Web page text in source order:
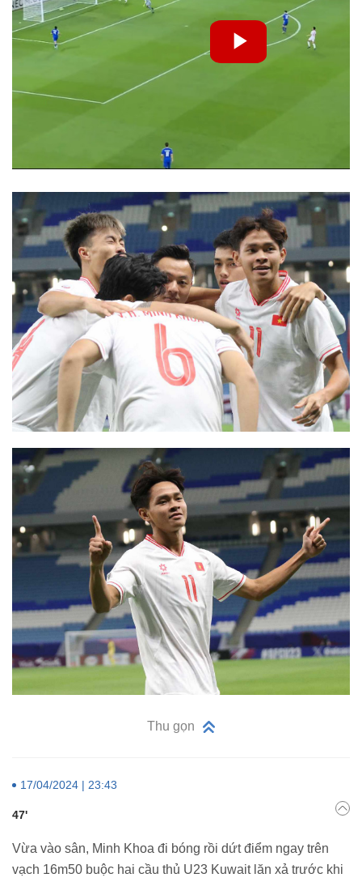
Thu gọn
17/04/2024 | 23:43
47'
Vừa vào sân, Minh Khoa đi bóng rồi dứt điểm ngay trên
vạch 16m50 buộc hai cầu thủ U23 Kuwait lăn xả trước khi